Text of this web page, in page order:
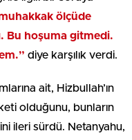
ölçüde
Bu hoşuma gitmedi.
diye karşılık verdi.
ait, Hizbullah’ın
olduğunu, bunların
ileri sürdü. Netanyahu,